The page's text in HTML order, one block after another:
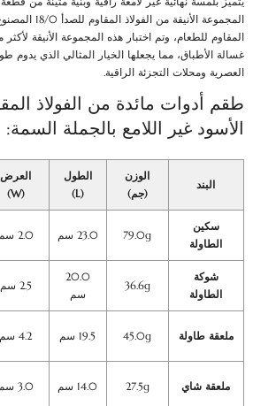
المجموعة الأنيقة من
غسالة الأطباق، مما يجعلها الخيار المثالي الذي يدوم
العصرية ومحلات التجزئة الراقية.
طقم أدوات مائدة من الفولاذ
الأسود غير اللامع بالجملة السمة:
البند
الوزن
(جم)
الطول
(L)
العرض
(W)
سكين
الطاولة
79.0g 23.0 سم 2.0 سم
شوكة
الطاولة
36.6g
20.0
سم
2.5 سم
ملعقة طاولة 45.0g 19.5 سم 4.2 سم
ملعقة شاي 27.5g 14.0 سم 3.0 سم